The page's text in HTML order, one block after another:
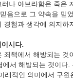
러나 아브라함은 죽은
음으로 그 약속을 믿
경험과 생각에 의지하
시다.
죄책에서 해방되는 것
에서 해방되는 것이다.
래적인 의미에서 구원